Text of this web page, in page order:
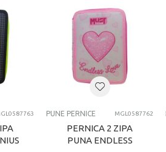
PUNE PERNICE MGL0587762
PERNICA 2 ZIPA
PUNA ENDLESS